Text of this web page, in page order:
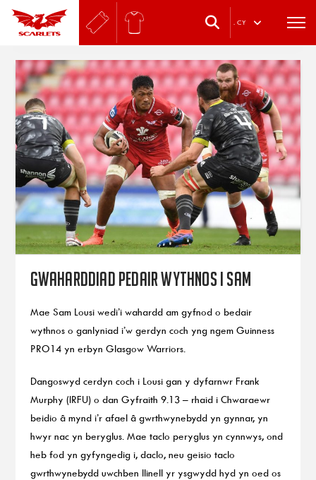
. CY
Gwaharddiad pedair wythnos i Sam
Mae Sam Lousi wedi’i wahardd am gyfnod o bedair
wythnos o ganlyniad i’w gerdyn coch yng ngem Guinness
PRO14 yn erbyn Glasgow Warriors.
Dangoswyd cerdyn coch i Lousi gan y dyfarnwr Frank
Murphy (IRFU) o dan Gyfraith 9.13 – rhaid i Chwaraewr
beidio â mynd i’r afael â gwrthwynebydd yn gynnar, yn
hwyr nac yn beryglus. Mae taclo peryglus yn cynnwys, ond
heb fod yn gyfyngedig i, daclo, neu geisio taclo
gwrthwynebydd uwchben llinell yr ysgwydd hyd yn oed os